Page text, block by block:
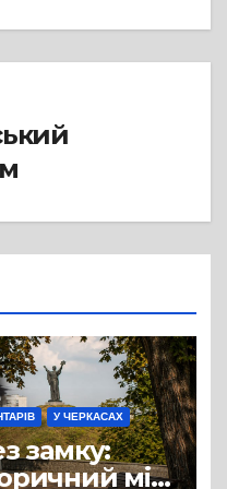
У ЧЕРКАСАХ
замку:
міф